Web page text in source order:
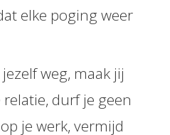
elke poging weer
weg, maak jij
durf je geen
je werk, vermijd